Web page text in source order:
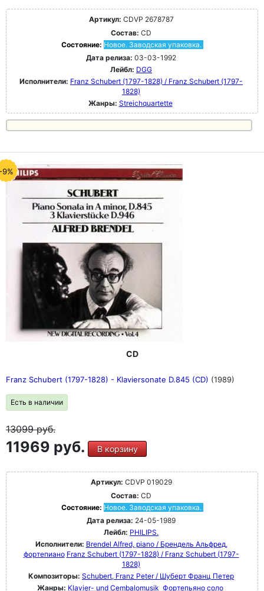
Артикул: CDVP 2678787
Состав: CD
Состояние: Новое. Заводская упаковка.
Дата релиза: 03-03-1992
Лейбл: DGG
Исполнители: Franz Schubert (1797-1828) / Franz Schubert (1797-
1828)
Жанры: Streichquartette
9%
CD
Franz Schubert (1797-1828) - Klaviersonate D.845 (CD) (1989)
Есть в наличии
13099руб.
11969 руб. В корзину
Артикул: CDVP 019029
Состав: CD
Состояние: Новое. Заводская упаковка.
Дата релиза: 24-05-1989
Лейбл: PHILIPS.
Исполнители: Brendel Alfred, piano / Брендель Альфред,
фортепиано Franz Schubert (1797-1828) / Franz Schubert (1797-
1828)
Композиторы: Schubert, Franz Peter / Шуберт Франц Петер
Жанры: Klavier- und Cembalomusik Фортепьяно соло